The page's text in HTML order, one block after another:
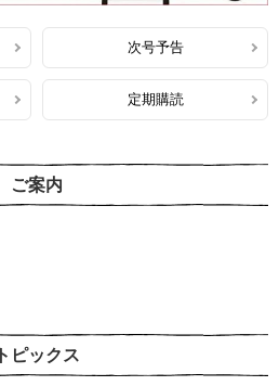
次号予告
定期購読
ご案内
トピックス